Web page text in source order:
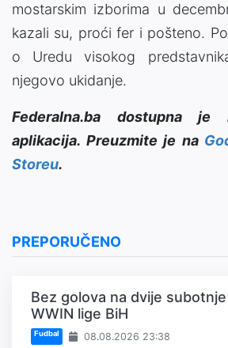
mostarskim izborima u
kazali su, proći fer i pošteno.
o Uredu visokog
njegovo ukidanje.
Federalna.ba dostupna
aplikacija. Preuzmite je na
Storeu.
PREPORUČENO
Bez golova na dvije
WWIN lige BiH
Fudbal 08.08.2026 23:38